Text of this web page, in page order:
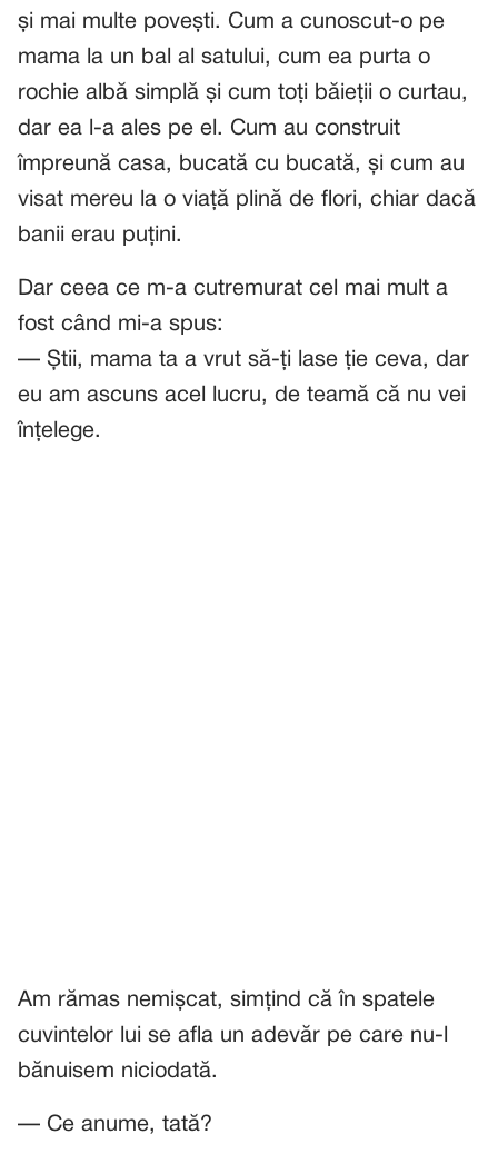
și mai multe povești. Cum a cunoscut-o pe
mama la un bal al satului, cum ea purta o
rochie albă simplă și cum toți băieții o curtau,
dar ea l-a ales pe el. Cum au construit
împreună casa, bucată cu bucată, și cum au
visat mereu la o viață plină de flori, chiar dacă
banii erau puțini.
Dar ceea ce m-a cutremurat cel mai mult a
fost când mi-a spus:
— Știi, mama ta a vrut să-ți lase ție ceva, dar
eu am ascuns acel lucru, de teamă că nu vei
înțelege.
Am rămas nemișcat, simțind că în spatele
cuvintelor lui se afla un adevăr pe care nu-l
bănuisem niciodată.
— Ce anume, tată?